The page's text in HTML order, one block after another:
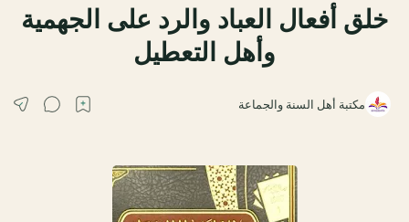
خلق أفعال العباد والرد على الجهمية
وأهل التعطيل